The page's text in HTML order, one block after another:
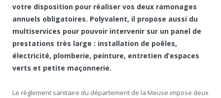
votre disposition pour réaliser vos deux ramonages
annuels obligatoires. Polyvalent, il propose aussi du
multiservices pour pouvoir intervenir sur un panel de
prestations très large : installation de poêles,
électricité, plomberie, peinture, entretien d’espaces
verts et petite maçonnerie.
Le règlement sanitaire du département de la Meuse impose deux